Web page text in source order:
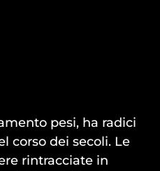
pesi, ha radici
corso dei secoli. Le
rintracciate in